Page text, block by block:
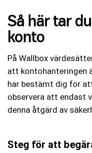
Så här tar
konto
På Wallbox
att kontohanteringen
har bestämt dig för
observera att endast
denna åtgärd av
Steg för att